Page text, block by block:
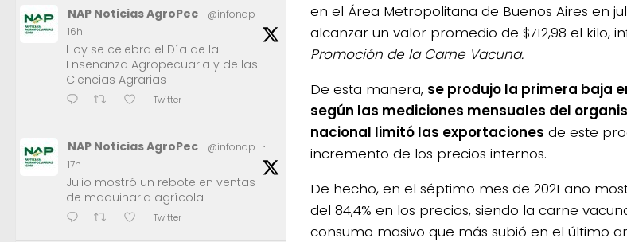
en el Área Metropolitana de Buenos Aires en
alcanzar un valor promedio de $712,98 el kilo,
Promoción de la Carne Vacuna.
De esta manera, se produjo la primera baja
según las mediciones mensuales del
nacional limitó las exportaciones de este
incremento de los precios internos.
De hecho, en el séptimo mes de 2021 año
del 84,4% en los precios, siendo la carne
consumo masivo que más subió en el último
NAP Noticias AgroPec @infonap
·
16h
Hoy se celebra el Día de la
Enseñanza Agropecuaria y de las
Ciencias Agrarias
Twitter
NAP Noticias AgroPec @infonap
·
17h
Julio mostró un rebote en ventas
de maquinaria agrícola
Twitter